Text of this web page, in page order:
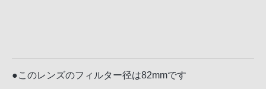
●このレンズのフィルター径は82mmです